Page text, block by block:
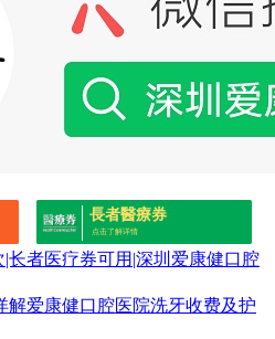
長者醫療券
点击了解详情
长者医疗券可用|深圳爱康健口腔
解爱康健口腔医院洗牙收费及护